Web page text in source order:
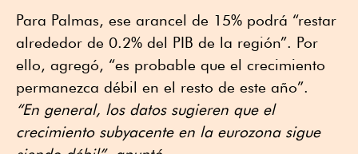
Para Palmas, ese arancel de 15% podrá “restar
alrededor de 0.2% del PIB de la región”. Por
ello, agregó, “es probable que el crecimiento
permanezca débil en el resto de este año”.
“En general, los datos sugieren que el
crecimiento subyacente en la eurozona sigue